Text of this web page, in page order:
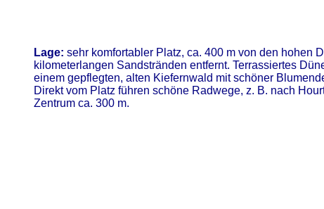
Lage: sehr komfortabler Platz, ca. 400 m von den hohen
kilometerlangen Sandstränden entfernt. Terrassiertes
einem gepflegten, alten Kiefernwald mit schöner
Direkt vom Platz führen schöne Radwege, z. B. nach
Zentrum ca. 300 m.